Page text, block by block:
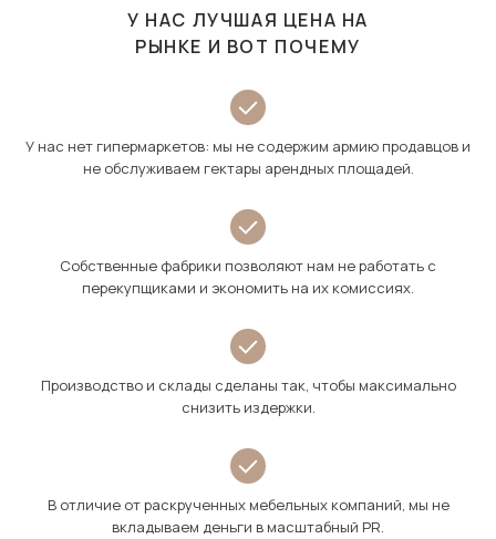
У НАС ЛУЧШАЯ ЦЕНА НА
РЫНКЕ И ВОТ ПОЧЕМУ
У нас нет гипермаркетов: мы не содержим армию продавцов и
не обслуживаем гектары арендных площадей.
Собственные фабрики позволяют нам не работать с
перекупщиками и экономить на их комиссиях.
Производство и склады сделаны так, чтобы максимально
снизить издержки.
В отличие от раскрученных мебельных компаний, мы не
вкладываем деньги в масштабный PR.